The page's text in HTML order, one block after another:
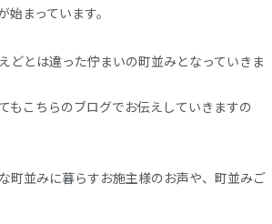
まっています。
どとは違った佇まいの町並みとなっていきま
もこちらのブログでお伝えしていきますの
町並みに暮らすお施主様のお声や、町並みご